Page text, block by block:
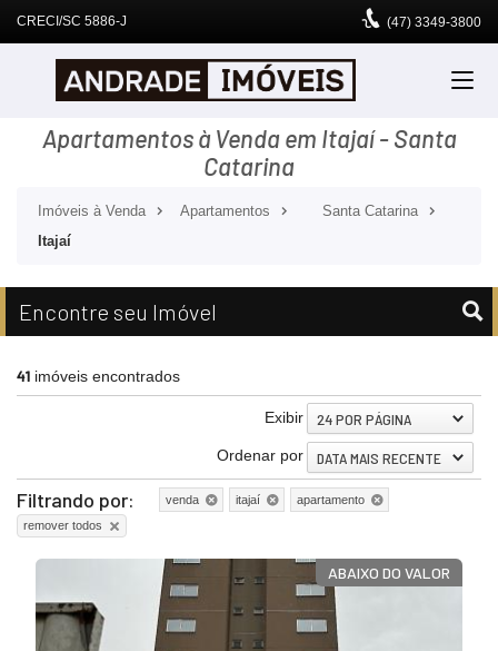
CRECI/SC 5886-J (47) 3349-3800
Apartamentos à Venda em Itajaí - Santa
Catarina
Imóveis à Venda Apartamentos
Santa Catarina
Itajaí
Encontre seu Imóvel
41 imóveis encontrados
Exibir 24 POR PÁGINA
Ordenar por DATA MAIS RECENTE
Filtrando por: venda itajaí
apartamento
remover todos
ABAIXO DO VALOR